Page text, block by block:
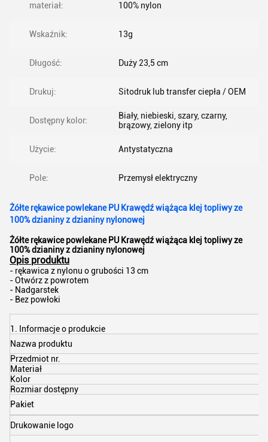
materiał: 100% nylon
Wskaźnik: 13g
Długość: Duży 23,5 cm
Drukuj: Sitodruk lub transfer ciepła / OEM
Dostępny kolor:
Biały, niebieski, szary, czarny,
brązowy, zielony itp
Użycie: Antystatyczna
Pole: Przemysł elektryczny
Żółte rękawice powlekane PU Krawędź wiążąca klej topliwy ze
100% dzianiny z dzianiny nylonowej
Żółte rękawice powlekane PU Krawędź wiążąca klej topliwy ze
100% dzianiny z dzianiny nylonowej
Opis produktu
- rękawica z nylonu o grubości 13 cm
- Otwórz z powrotem
- Nadgarstek
- Bez powłoki
1. Informacje o produkcie
Nazwa produktu
Przedmiot nr.
Materiał
Kolor
Rozmiar dostępny
Pakiet
Drukowanie logo